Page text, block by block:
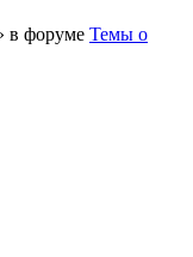
в форуме Темы о